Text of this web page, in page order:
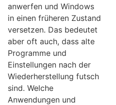
anwerfen und Windows
in einen früheren Zustand
versetzen. Das bedeutet
aber oft auch, dass alte
Programme und
Einstellungen nach der
Wiederherstellung futsch
sind. Welche
Anwendungen und